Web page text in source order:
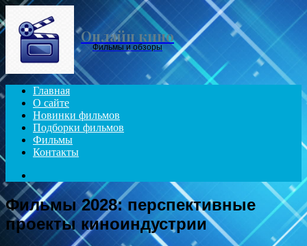
Menu
Онлайн кино
Фильмы и обзоры
Главная
О сайте
Новинки фильмов
Подборки фильмов
Фильмы
Контакты
for
Фильмы 2028: перспективные
проекты киноиндустрии